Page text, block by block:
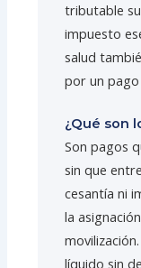
tributable
impuesto
salud
por un pago
¿Qué son
Son pagos
sin que
cesantía ni
la
líquido sin